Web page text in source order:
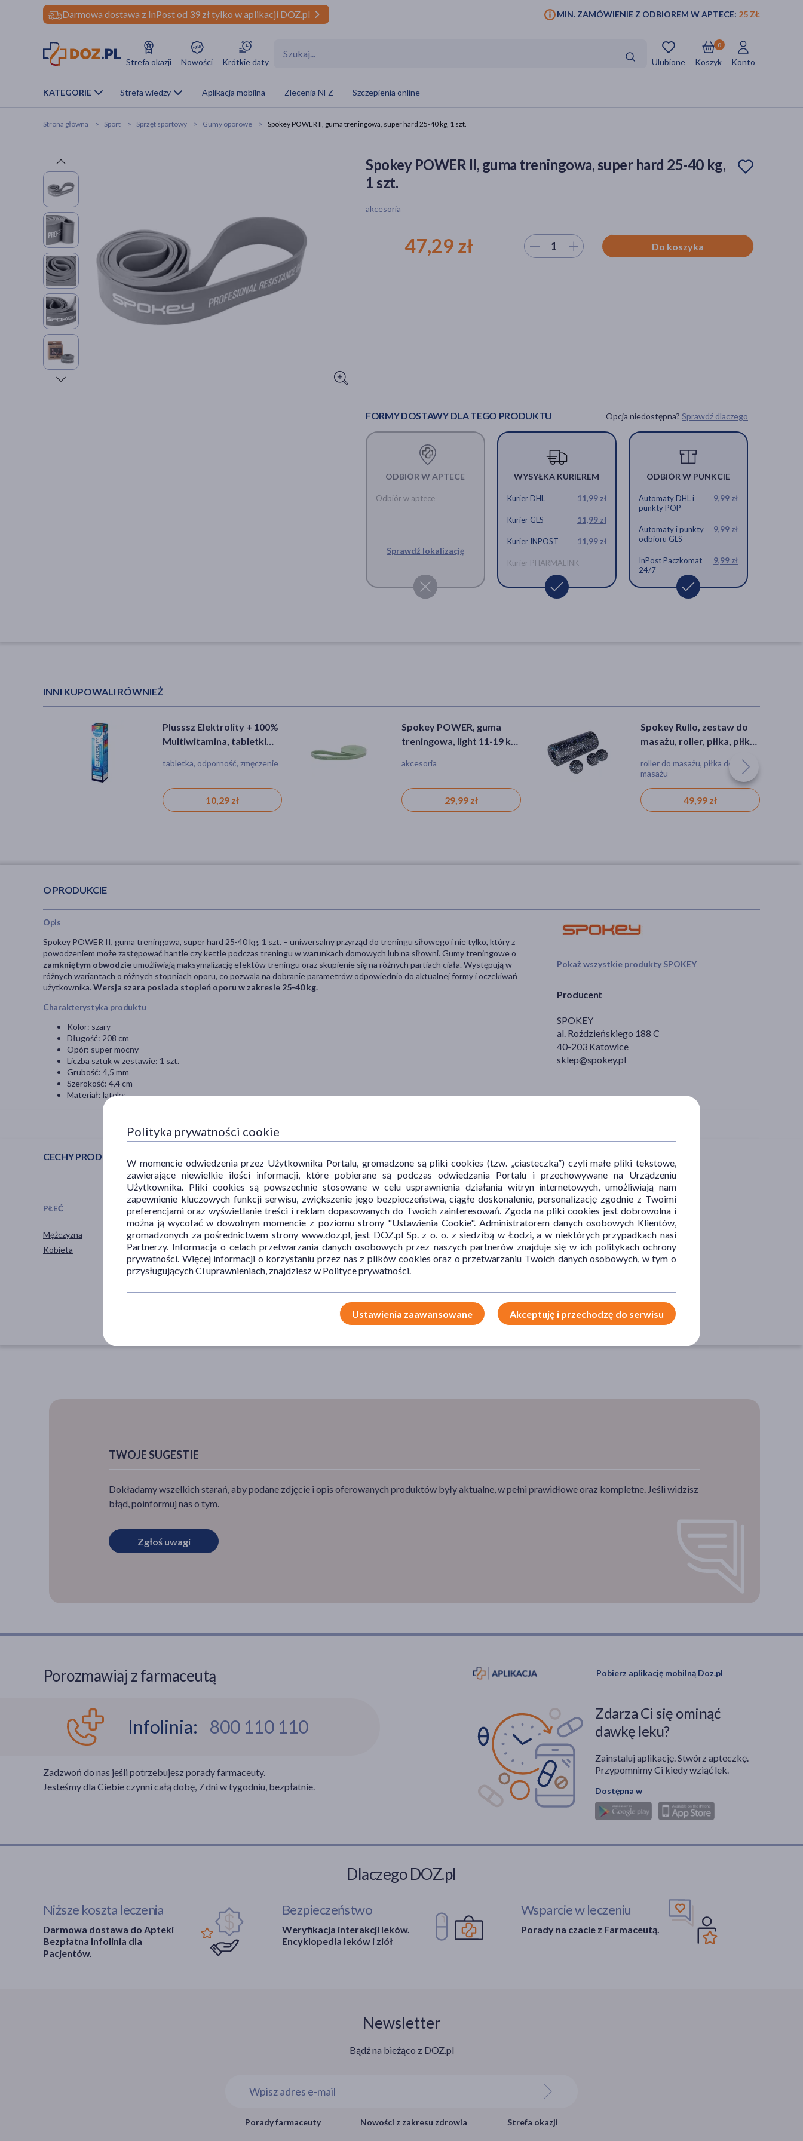
Darmowa dostawa z InPost od 39 zł tylko w aplikacji DOZ.pl MIN. ZAMÓWIENIE Z ODBIOREM W APTECE: 25 ZŁ
Strefa okazji Nowości Krótkie daty Ulubione Koszyk
0
Konto
KATEGORIE Strefa wiedzy Aplikacja mobilna Zlecenia NFZ Szczepienia online
Strona główna Sport Sprzęt sportowy Gumy oporowe Spokey POWER II, guma treningowa, super hard 25-40 kg, 1 szt.
Spokey POWER II, guma treningowa, super hard 25-40 kg,
1 szt.
akcesoria
47,29 zł Wybierz ilość Do koszyka
FORMY DOSTAWY DLA TEGO PRODUKTU Opcja niedostępna? Sprawdź dlaczego
ODBIÓR W APTECE
Odbiór w aptece
Sprawdź lokalizację
WYSYŁKA KURIEREM
Kurier DHL 11,99 zł
Kurier GLS 11,99 zł
Kurier INPOST 11,99 zł
Kurier PHARMALINK
ODBIÓR W PUNKCIE
Automaty DHL i
punkty POP
9,99 zł
Automaty i punkty
odbioru GLS
9,99 zł
InPost Paczkomat
24/7
9,99 zł
INNI KUPOWALI RÓWNIEŻ
Plusssz Elektrolity + 100%
Multiwitamina, tabletki
tabletka, odporność, zmęczenie
10,29 zł
Spokey POWER, guma
treningowa, light 11-19 kg,
akcesoria
29,99 zł
Spokey Rullo, zestaw do
masażu, roller, piłka, piłka
roller do masażu, piłka do
masażu
49,99 zł
O PRODUKCIE
Pokaż wszystkie produkty SPOKEY
Producent
SPOKEY
al. Roździeńskiego 188 C
40-203 Katowice
sklep@spokey.pl
Opis
Spokey POWER II, guma treningowa, super hard 25-40 kg, 1 szt. – uniwersalny przyrząd do treningu siłowego i nie tylko, który z
powodzeniem może zastępować hantle czy kettle podczas treningu w warunkach domowych lub na siłowni. Gumy treningowe o
zamkniętym obwodzieumożliwiają maksymalizację efektów treningu oraz skupienie się na różnych partiach ciała. Występują w
różnych wariantach o różnych stopniach oporu, co pozwala na dobranie parametrów odpowiednio do aktualnej formy i oczekiwań
użytkownika. Wersja szara posiada stopień oporu w zakresie 25-40 kg.
Charakterystyka produktu
Kolor: szary
Długość: 208 cm
Opór: super mocny
Liczba sztuk w zestawie: 1 szt.
Grubość: 4,5 mm
Szerokość: 4,4 cm
Materiał: lateks
CECHY PRODUKTU
PŁEĆ
Mężczyzna
Kobieta
WIEK
dla dorosłych
20+
30+
40+
60+
TYP PRODUKTU
Akcesoria
CZĘŚĆ CIAŁA
brzuch
klatka piersiowa
mięśnie
plecy
SPECYFIKA
Dla sportowców
AKCESORIA
guma
TWOJE SUGESTIE
Dokładamy wszelkich starań, aby podane zdjęcie i opis oferowanych produktów były aktualne, w pełni prawidłowe oraz kompletne. Jeśli widzisz
błąd, poinformuj nas o tym.
Zgłoś uwagi
Porozmawiaj z farmaceutą
Infolinia: 800 110 110
Zadzwoń do nas jeśli potrzebujesz porady farmaceuty.
Jesteśmy dla Ciebie czynni całą dobę, 7 dni w tygodniu, bezpłatnie.
Pobierz aplikację mobilną Doz.pl
Zdarza Ci się ominąć
dawkę leku?
Zainstaluj aplikację. Stwórz apteczkę.
Przypomnimy Ci kiedy wziąć lek.
Dostępna w
Dlaczego DOZ.pl
Niższe koszta leczenia
Darmowa dostawa do Apteki
Bezpłatna Infolinia dla
Pacjentów.
Bezpieczeństwo
Weryfikacja interakcji leków.
Encyklopedia leków i ziół
Wsparcie w leczeniu
Porady na czacie z Farmaceutą.
Newsletter
Bądź na bieżąco z DOZ.pl
Porady farmaceuty Nowości z zakresu zdrowia Strefa okazji
Polityka prywatności cookie
W momencie odwiedzenia przez Użytkownika Portalu, gromadzone są pliki cookies (tzw. „ciasteczka”) czyli małe pliki tekstowe,
zawierające niewielkie ilości informacji, które pobierane są podczas odwiedzania Portalu i przechowywane na Urządzeniu
Użytkownika. Pliki cookies są powszechnie stosowane w celu usprawnienia działania witryn internetowych, umożliwiają nam
zapewnienie kluczowych funkcji serwisu, zwiększenie jego bezpieczeństwa, ciągłe doskonalenie, personalizację zgodnie z Twoimi
preferencjami oraz wyświetlanie treści i reklam dopasowanych do Twoich zainteresowań. Zgoda na pliki cookies jest dobrowolna i
można ją wycofać w dowolnym momencie z poziomu strony "Ustawienia Cookie". Administratorem danych osobowych Klientów,
gromadzonych za pośrednictwem strony www.doz.pl, jest DOZ.pl Sp. z o. o. z siedzibą w Łodzi, a w niektórych przypadkach nasi
Partnerzy. Informacja o celach przetwarzania danych osobowych przez naszych partnerów znajduje się w ich politykach ochrony
prywatności. Więcej informacji o korzystaniu przez nas z plików cookies oraz o przetwarzaniu Twoich danych osobowych, w tym o
przysługujących Ci uprawnieniach, znajdziesz w Polityce prywatności.
Ustawienia zaawansowane Akceptuję i przechodzę do serwisu